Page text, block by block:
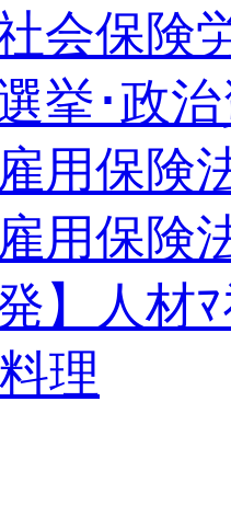
会保険
挙･政
用保険
用保険
】人材
理